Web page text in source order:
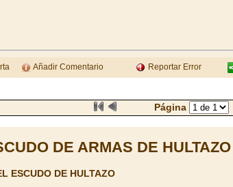
Añadir Comentario Reportar Error
Página
DE ARMAS DE HULTAZO
ESCUDO DE HULTAZO